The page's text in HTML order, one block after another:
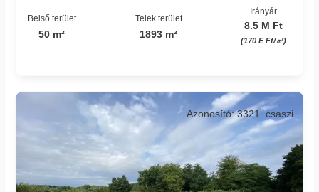
Belső terület
50 m²
Telek terület
1893 m²
Irányár
8.5 M Ft
(170 E Ft/㎡)
Azonosító: 3321_csaszi